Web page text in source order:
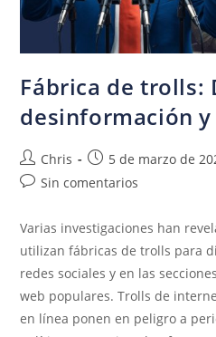
Fábrica de trolls:
desinformación
Chris 5 de marzo de
Sin comentarios
Varias investigaciones han
utilizan fábricas de trolls para
redes sociales y en las
web populares. Trolls de
en línea ponen en peligro a